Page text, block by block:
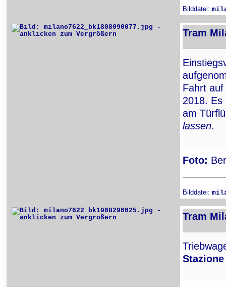
Bilddatei:
Tram
Fahrt
2018. Es
am
lassen.
Foto:
Bilddatei:
Tram